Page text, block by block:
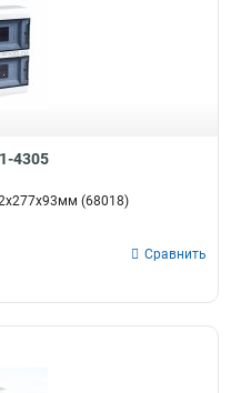
4305
(68018)
Сравнить